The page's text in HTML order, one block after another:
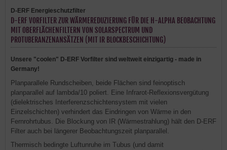
D-ERF Energieschutzfilter
D-ERF VORFILTER ZUR WÄRMEREDUZIERUNG FÜR DIE H-ALPHA BEOBACHTUNG
MIT OBERFLÄCHENFILTERN VON SOLARSPECTRUM UND
PROTUBERANZENANSÄTZEN (MIT IR BLOCKBESCHICHTUNG)
Unsere "coolen" D-ERF Vorfilter sind weltweit einzigartig - made in
Germany!
Planparallele Rundscheiben, beide Flächen sind feinoptisch
planparallel auf lambda/10 poliert. Eine Infrarot-Reflexionsvergütung
(dielektrisches Interferenzschichtensystem mit vielen
Einzelschichten) verhindert das Eindringen von Wärme in den
Fernrohrtubus. Die Blockung von IR (Wärmestrahlung) hält den D-ERF
Filter auch bei längerer Beobachtungszeit planparallel.
Thermisch bedingte Luftunruhe im Tubus (und damit